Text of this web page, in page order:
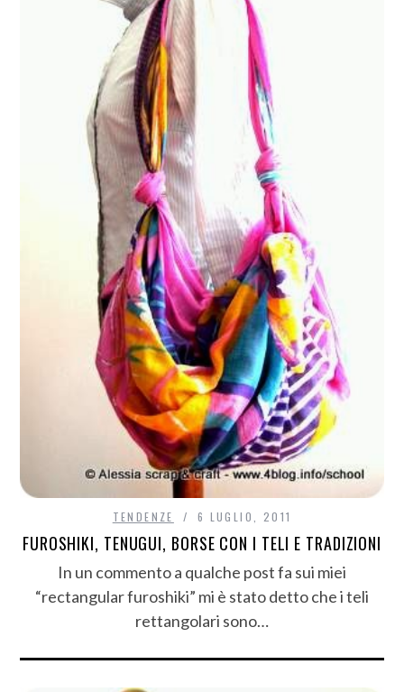
TENDENZE 6 LUGLIO, 2011
FUROSHIKI, TENUGUI, BORSE CON I TELI E TRADIZIONI
In un commento a qualche post fa sui miei
“rectangular furoshiki” mi è stato detto che i teli
rettangolari sono…